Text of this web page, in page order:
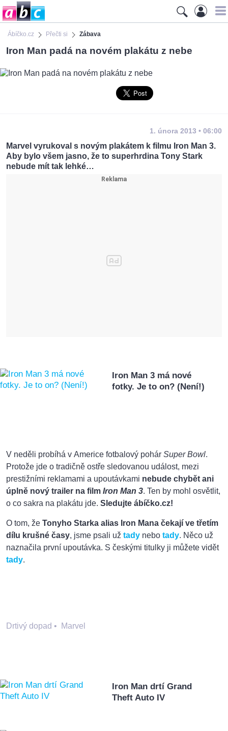
Ábíčko.cz Přečti si Zábava
Iron Man padá na novém plakátu z nebe
1. února 2013 • 06:00
Marvel vyrukoval s novým plakátem k filmu Iron Man 3.
Aby bylo všem jasno, že to superhrdina Tony Stark
nebude mít tak lehké…
Iron Man 3 má nové
fotky. Je to on? (Není!)
V neděli probíhá v Americe fotbalový pohár Super Bowl.
Protože jde o tradičně ostře sledovanou událost, mezi
prestižními reklamami a upoutávkami nebude chybět ani
úplně nový trailer na film Iron Man 3. Ten by mohl osvětlit,
o co sakra na plakátu jde. Sledujte ábíčko.cz!
O tom, že Tonyho Starka alias Iron Mana čekají ve třetím
dílu krušné časy, jsme psali už tady nebo tady. Něco už
naznačila první upoutávka. S českými titulky ji můžete vidět
tady.
Drtivý dopad • Marvel
Iron Man drtí Grand
Theft Auto IV